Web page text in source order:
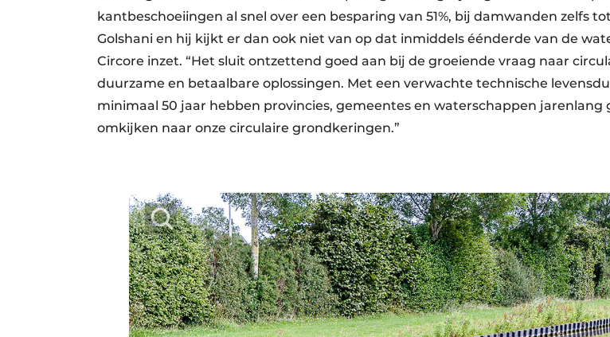
kantbeschoeiingen al snel over een besparing van 51%, bij damwanden zelfs tot
Golshani en hij kijkt er dan ook niet van op dat inmiddels éénderde van de
Circore inzet. “Het sluit ontzettend goed aan bij de groeiende vraag naar
duurzame en betaalbare oplossingen. Met een verwachte technische
minimaal 50 jaar hebben provincies, gemeentes en waterschappen jarenlang
omkijken naar onze circulaire grondkeringen.”